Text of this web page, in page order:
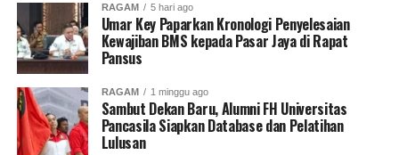
RAGAM 5 hari ago
Umar Key Paparkan Kronologi Penyelesaian
Kewajiban BMS kepada Pasar Jaya di Rapat
Pansus
RAGAM 1 minggu ago
Sambut Dekan Baru, Alumni FH Universitas
Pancasila Siapkan Database dan Pelatihan
Lulusan